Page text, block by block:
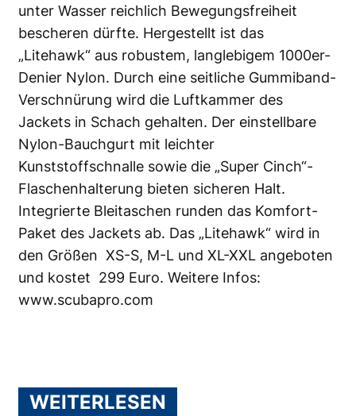
unter Wasser reichlich Bewegungsfreiheit
bescheren dürfte. Hergestellt ist das
„Litehawk“ aus robustem, langlebigem 1000er-
Denier Nylon. Durch eine seitliche Gummiband-
Verschnürung wird die Luftkammer des
Jackets in Schach gehalten. Der einstellbare
Nylon-Bauchgurt mit leichter
Kunststoffschnalle sowie die „Super Cinch“-
Flaschenhalterung bieten sicheren Halt.
Integrierte Bleitaschen runden das Komfort-
Paket des Jackets ab. Das „Litehawk“ wird in
den Größen XS-S, M-L und XL-XXL angeboten
und kostet 299 Euro. Weitere Infos:
www.scubapro.com
WEITERLESEN